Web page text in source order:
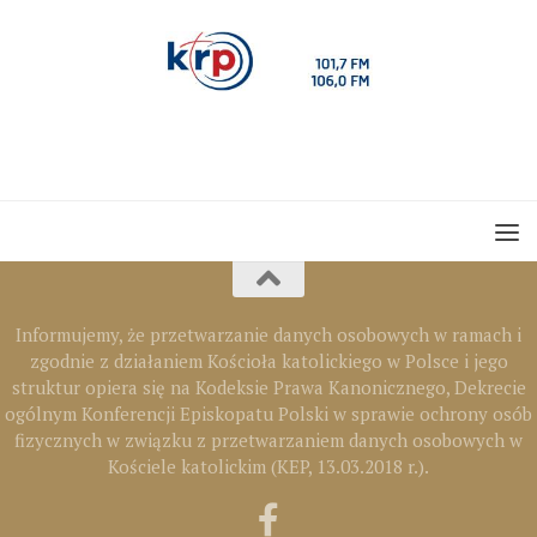
Informujemy, że przetwarzanie danych osobowych w ramach i
zgodnie z działaniem Kościoła katolickiego w Polsce i jego
struktur opiera się na Kodeksie Prawa Kanonicznego, Dekrecie
ogólnym Konferencji Episkopatu Polski w sprawie ochrony osób
fizycznych w związku z przetwarzaniem danych osobowych w
Kościele katolickim (KEP, 13.03.2018 r.).